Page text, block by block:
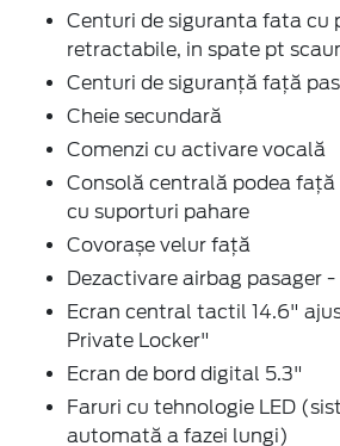
Centuri de siguranta fata cu
retractabile, in spate pt
Centuri de siguranță față
Cheie secundară
Comenzi cu activare vocală
Consolă centrală podea
cu suporturi pahare
Covorașe velur față
Dezactivare airbag pasager
Ecran central tactil 14.6"
Private Locker"
Ecran de bord digital 5.3"
Faruri cu tehnologie LED
automată a fazei lungi)